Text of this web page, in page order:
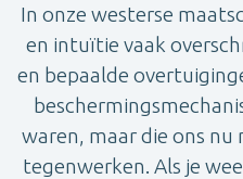
In onze westerse
en intuïtie vaak
en bepaalde
waren, maar die ons nu
tegenwerken. Als je